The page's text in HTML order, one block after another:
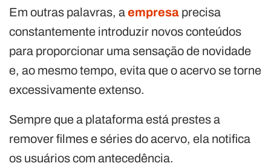
Em outras palavras, aempresa precisa
constantemente introduzir novos conteúdos
para proporcionar uma sensação de novidade
e, ao mesmo tempo, evita que o acervo se torne
excessivamente extenso.
Sempre que a plataforma está prestes a
remover filmes e séries do acervo, ela notifica
os usuários com antecedência.